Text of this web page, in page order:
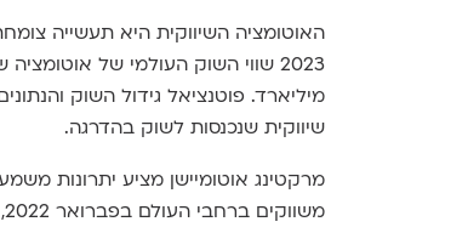
מיליארד. פוטנציאל גידול השוק
שיווקית שנכנסות לשוק בהדרגה.
מרקטינג אוטומיישן מציע יתרונות
משווקים ברחבי העולם בפברואר 2022, ממנו עולה כי: